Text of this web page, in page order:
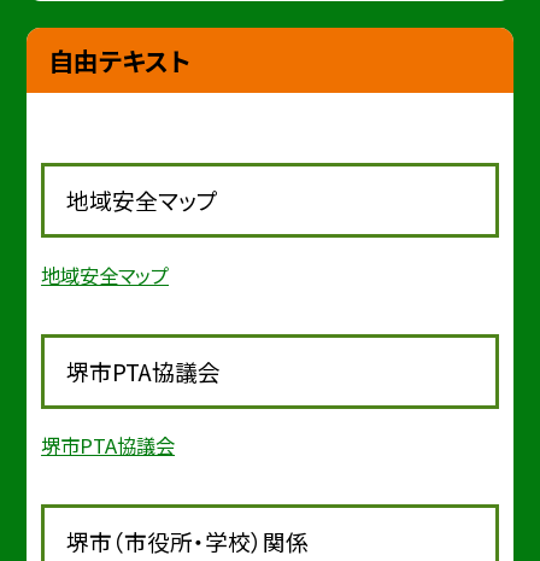
自由テキスト
地域安全マップ
地域安全マップ
堺市PTA協議会
堺市PTA協議会
堺市（市役所・学校）関係